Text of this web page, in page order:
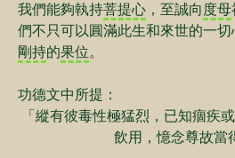
我們能夠執持菩提心 ，至誠向度母
們不只可以圓滿此生和來世的一
剛持的果位。
功德文中所提：
「縱有彼毒性極猛烈，已知痼疾
飲用，憶念尊故當